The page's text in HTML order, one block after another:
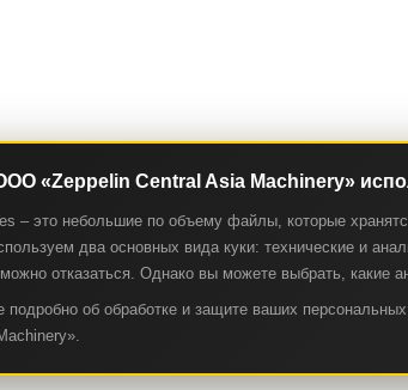
«Zeppelin Central Asia Machinery»
– это небольшие по объему файлы, которые
два основных вида куки: технические и
отказаться. Однако вы можете выбрать, какие
подробно об обработке и защите ваших